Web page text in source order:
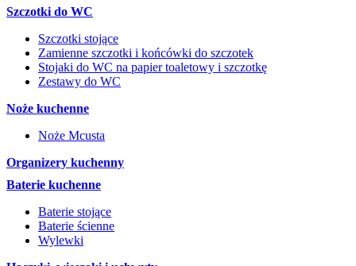
Szczotki do WC
Szczotki stojące
Zamienne szczotki i końcówki do szczotek
Stojaki do WC na papier toaletowy i szczotkę
Zestawy do WC
Noże kuchenne
Noże Mcusta
Organizery kuchenny
Baterie kuchenne
Baterie stojące
Baterie ścienne
Wylewki